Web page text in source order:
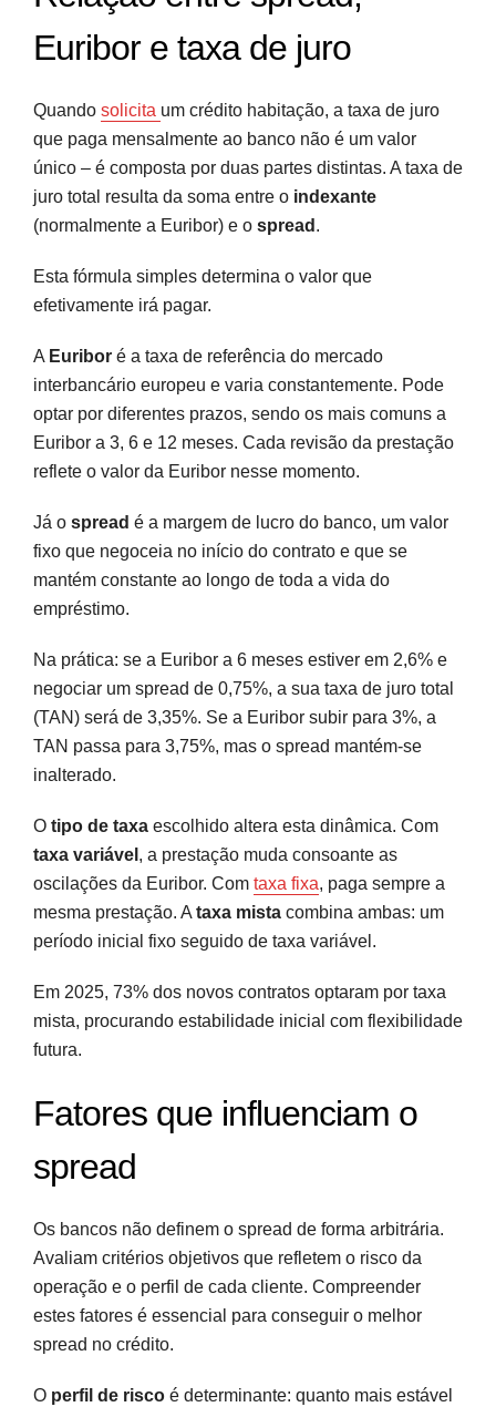
Euribor e taxa de juro
Quando solicita um crédito habitação, a taxa de juro
que paga mensalmente ao banco não é um valor
único – é composta por duas partes distintas. A taxa de
juro total resulta da soma entre o indexante
(normalmente a Euribor) e o spread .
Esta fórmula simples determina o valor que
efetivamente irá pagar.
A Euribor é a taxa de referência do mercado
interbancário europeu e varia constantemente. Pode
optar por diferentes prazos, sendo os mais comuns a
Euribor a 3, 6 e 12 meses. Cada revisão da prestação
reflete o valor da Euribor nesse momento.
Já o spread é a margem de lucro do banco, um valor
fixo que negoceia no início do contrato e que se
mantém constante ao longo de toda a vida do
empréstimo.
Na prática: se a Euribor a 6 meses estiver em 2,6% e
negociar um spread de 0,75%, a sua taxa de juro total
(TAN) será de 3,35%. Se a Euribor subir para 3%, a
TAN passa para 3,75%, mas o spread mantém-se
inalterado.
O tipo de taxa escolhido altera esta dinâmica. Com
taxa variável , a prestação muda consoante as
oscilações da Euribor. Com taxa fixa, paga sempre a
mesma prestação. A taxa mista combina ambas: um
período inicial fixo seguido de taxa variável.
Em 2025, 73% dos novos contratos optaram por taxa
mista, procurando estabilidade inicial com flexibilidade
futura.
Fatores que influenciam o
spread
Os bancos não definem o spread de forma arbitrária.
Avaliam critérios objetivos que refletem o risco da
operação e o perfil de cada cliente. Compreender
estes fatores é essencial para conseguir o melhor
spread no crédito.
O perfil de risco é determinante: quanto mais estável